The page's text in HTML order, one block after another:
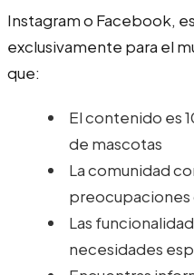
Instagram o Facebook,
exclusivamente para el
que:
El contenido es
de mascotas
La comunidad
preocupaciones
Las
necesidades